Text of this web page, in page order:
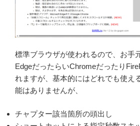
標準ブラウザが使われるので、お手
EdgeだったらいChromeだったり
れますが、基本的にはどれでも使え
能はありませんが、
チャプター該当箇所の頭出し